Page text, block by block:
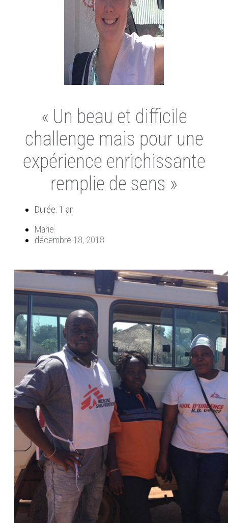
« Un beau et difficile
challenge mais pour une
expérience enrichissante
remplie de sens »
Durée: 1 an
Marie
décembre 18, 2018